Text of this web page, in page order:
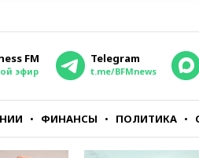
FM
эфир
Telegram
t.me/BFMnews
ФИНАНСЫ ПОЛИТИКА